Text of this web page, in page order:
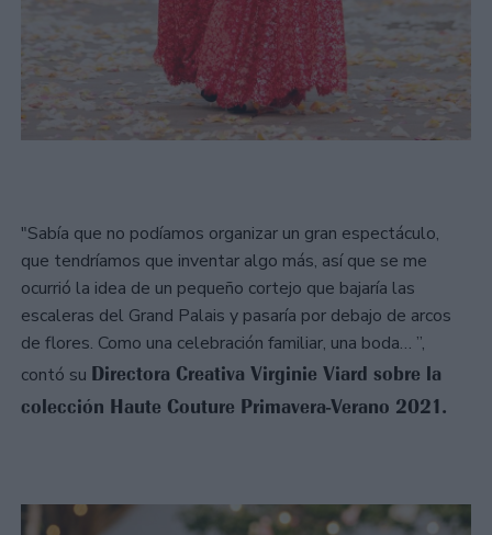
"Sabía que no podíamos organizar un gran espectáculo,
que tendríamos que inventar algo más, así que se me
ocurrió la idea de un pequeño cortejo que bajaría las
escaleras del Grand Palais y pasaría por debajo de arcos
de flores. Como una celebración familiar, una boda… ”,
contó su Directora Creativa Virginie Viard sobre la
colección Haute Couture Primavera-Verano 2021.